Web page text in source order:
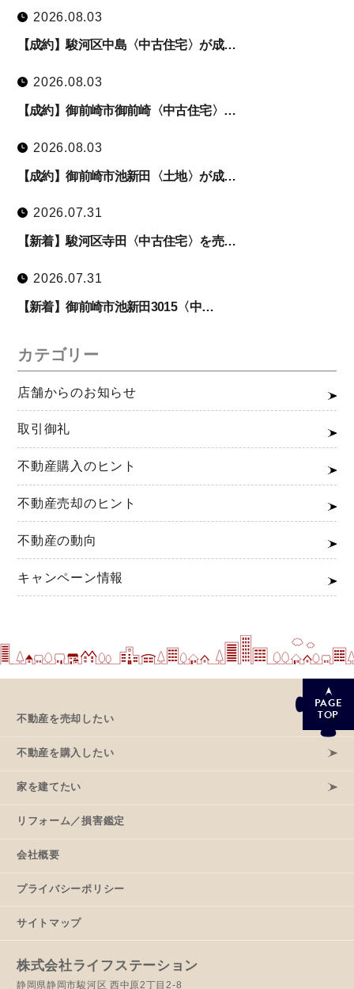
2026.08.03
【成約】駿河区中島〈中古住宅〉が成…
2026.08.03
【成約】御前崎市御前崎〈中古住宅〉…
2026.08.03
【成約】御前崎市池新田〈土地〉が成…
2026.07.31
【新着】駿河区寺田〈中古住宅〉を売…
2026.07.31
【新着】御前崎市池新田3015〈中…
カテゴリー
店舗からのお知らせ
取引御礼
不動産購入のヒント
不動産売却のヒント
不動産の動向
キャンペーン情報
PAGE
TOP
不動産を売却したい
不動産を購入したい
家を建てたい
リフォーム／損害鑑定
会社概要
プライバシーポリシー
サイトマップ
株式会社ライフステーション
静岡県静岡市駿河区 西中原2丁目2-8